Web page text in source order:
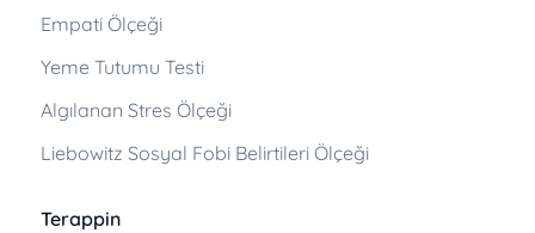
Terappin
Empati Ölçeği
Yeme Tutumu Testi
Algılanan Stres Ölçeği
Liebowitz Sosyal Fobi Belirtileri Ölçeği